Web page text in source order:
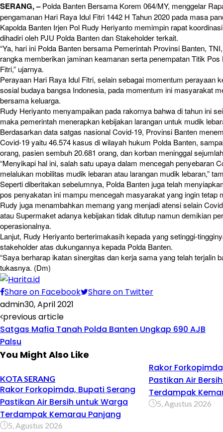
SERANG, –Polda Banten Bersama Korem 064/MY, menggelar
pengamanan Hari Raya Idul Fitri 1442 H Tahun 2020 pada masa
Kapolda Banten Irjen Pol Rudy Heriyanto memimpin rapat
dihadiri oleh PJU Polda Banten dan Stakeholder terkait.
“Ya, hari ini Polda Banten bersama Pemerintah Provinsi Banten,
rangka memberikan jaminan keamanan serta penempatan Titik
Fitri,” ujarnya.
Perayaan Hari Raya Idul Fitri, selain sebagai momentum perayaan
sosial budaya bangsa Indonesia, pada momentum ini masyarakat
bersama keluarga.
Rudy Heriyanto menyampaikan pada rakornya bahwa di tahun ini
maka pemerintah menerapkan kebijakan larangan untuk mudik
Berdasarkan data satgas nasional Covid-19, Provinsi Banten
Covid-19 yaitu 46.574 kasus di wilayah hukum Polda Banten,
orang, pasien sembuh 20.681 orang, dan korban meninggal
“Menyikapi hal ini, salah satu upaya dalam mencegah penyebaran
melalukan mobilitas mudik lebaran atau larangan mudik lebaran,”
Seperti diberitakan sebelumnya, Polda Banten juga telah
pos penyakatan ini mampu mencegah masyarakat yang ingin
Rudy juga menambahkan memang yang menjadi atensi selain
atau Supermaket adanya kebijakan tidak ditutup namun demikian
operasionalnya.
Lanjut, Rudy Heriyanto berterimakasih kepada yang setinggi-
stakeholder atas dukungannya kepada Polda Banten.
“Saya berharap ikatan sinergitas dan kerja sama yang telah terjalin
tukasnya. (Dm)
Share on Facebook
Share on Twitter
admin30, April 2021
previous article
Satgas Mafia Tanah Polda Banten Ungkap 690 AJB
Palsu
You Might Also Like
KOTA SERANG
Rakor Forkopimda, Bupati Serang
Pastikan Air Bersih untuk Warga
Terdampak Kemarau Panjang
5, Agustus 2026
Rakor
Pastikan Air
Terdampak
5, Agustus 2026